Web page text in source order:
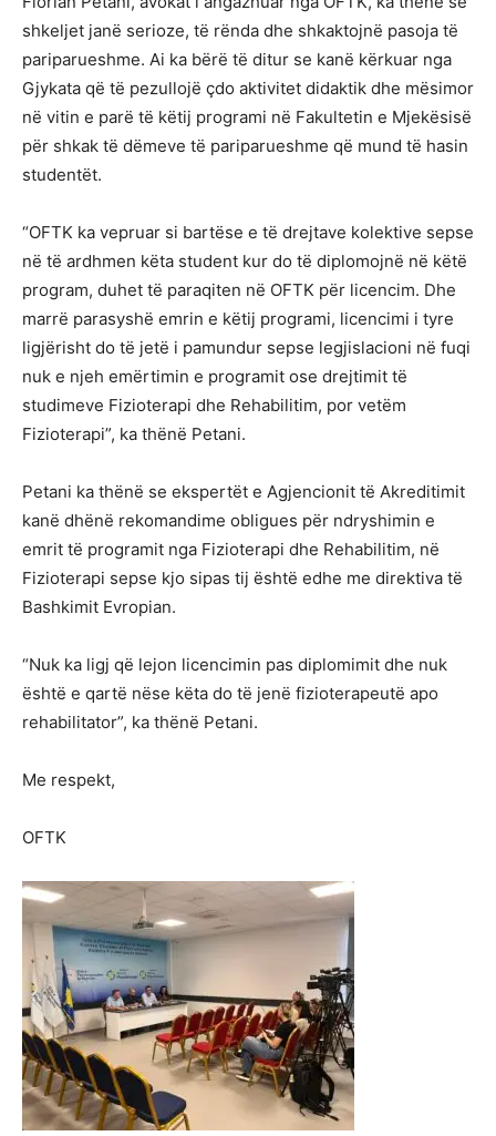
shkeljet janë serioze, të rënda dhe shkaktojnë pasoja të
pariparueshme. Ai ka bërë të ditur se kanë kërkuar nga
Gjykata që të pezullojë çdo aktivitet didaktik dhe mësimor
në vitin e parë të këtij programi në Fakultetin e Mjekësisë
për shkak të dëmeve të pariparueshme që mund të hasin
studentët.
“OFTK ka vepruar si bartëse e të drejtave kolektive sepse
në të ardhmen këta student kur do të diplomojnë në këtë
program, duhet të paraqiten në OFTK për licencim. Dhe
marrë parasyshë emrin e këtij programi, licencimi i tyre
ligjërisht do të jetë i pamundur sepse legjislacioni në fuqi
nuk e njeh emërtimin e programit ose drejtimit të
studimeve Fizioterapi dhe Rehabilitim, por vetëm
Fizioterapi”, ka thënë Petani.
Petani ka thënë se ekspertët e Agjencionit të Akreditimit
kanë dhënë rekomandime obligues për ndryshimin e
emrit të programit nga Fizioterapi dhe Rehabilitim, në
Fizioterapi sepse kjo sipas tij është edhe me direktiva të
Bashkimit Evropian.
“Nuk ka ligj që lejon licencimin pas diplomimit dhe nuk
është e qartë nëse këta do të jenë fizioterapeutë apo
rehabilitator”, ka thënë Petani.
Me respekt,
OFTK